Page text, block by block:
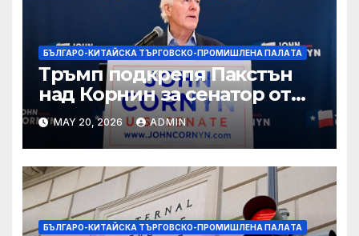
БЪЛГАРО-КИТАЙСКА ТЪРГОВСКО-ПРОМИШЛЕНА ПАЛAТА
Тръмп подкрепя Пакстън
над Корнин за сенатор от
Тексас в шокираща
подкрепа
MAY 20, 2026 ADMIN
БЪЛГАРО-КИТАЙСКА ТЪРГОВСКО-ПРОМИШЛЕНА ПАЛAТА